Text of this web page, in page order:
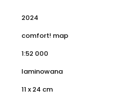
2024
comfort! map
1:52 000
laminowana
11 x 24 cm